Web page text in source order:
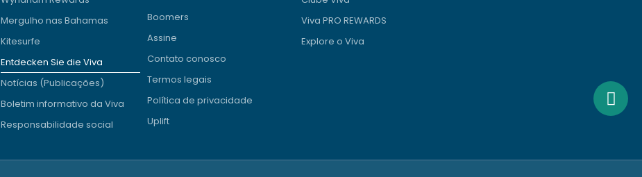
Mergulho nas Bahamas
Kitesurfe
Entdecken Sie die Viva
Notícias (Publicações)
Boletim informativo da Viva
Responsabilidade social
Boomers
Assine
Contato conosco
Termos legais
Política de privacidade
Uplift
Viva PRO REWARDS
Explore o Viva